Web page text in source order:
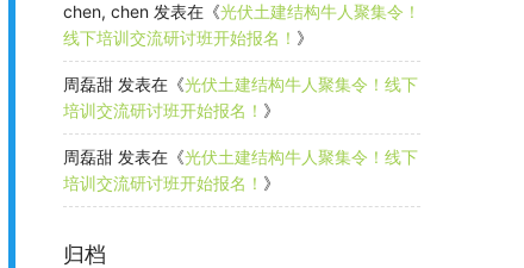
chen, chen 发表在《光伏土建结构牛人聚集令！
线下培训交流研讨班开始报名！ 》
周磊甜 发表在《光伏土建结构牛人聚集令！线下
培训交流研讨班开始报名！ 》
周磊甜 发表在《光伏土建结构牛人聚集令！线下
培训交流研讨班开始报名！ 》
归档